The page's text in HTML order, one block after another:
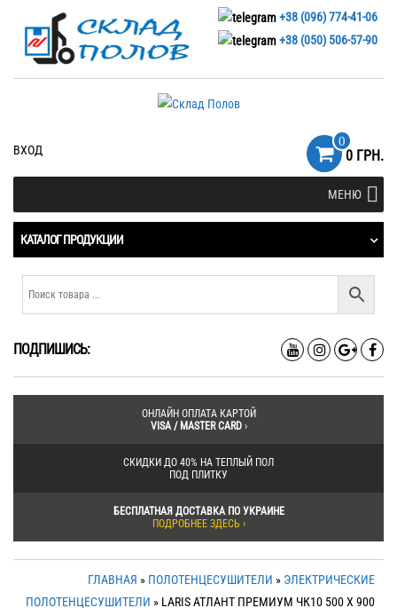
+38 (096) 774-41-06
+38 (050) 506-57-90
ВХОД
0
0 ГРН.
МЕНЮ
КАТАЛОГ ПРОДУКЦИИ
ПОДПИШИСЬ:
ОНЛАЙН ОПЛАТА КАРТОЙ
VISA / MASTER CARD›
СКИДКИ ДО 40% НА ТЕПЛЫЙ ПОЛ
ПОД ПЛИТКУ
БЕСПЛАТНАЯ ДОСТАВКА ПО УКРАИНЕ
ПОДРОБНЕЕ ЗДЕСЬ ›
ГЛАВНАЯ » ПОЛОТЕНЦЕСУШИТЕЛИ » ЭЛЕКТРИЧЕСКИЕ
ПОЛОТЕНЦЕСУШИТЕЛИ » LARIS АТЛАНТ ПРЕМИУМ ЧК10 500 Х 900